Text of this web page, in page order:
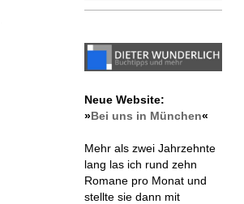
Neue Website:
»Bei uns in München«
Mehr als zwei Jahrzehnte
lang las ich rund zehn
Romane pro Monat und
stellte sie dann mit